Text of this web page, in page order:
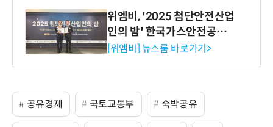
위엠비, '2025 첨단안전산업
인의 밤' 한국가스안전공사
사장상 수상
[위엠비] 뉴스룸 바로가기>
공유경제 국토교통부 숙박공유